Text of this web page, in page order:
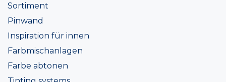
Sortiment
Pinwand
Inspiration für innen
Farbmischanlagen
Farbe abtonen